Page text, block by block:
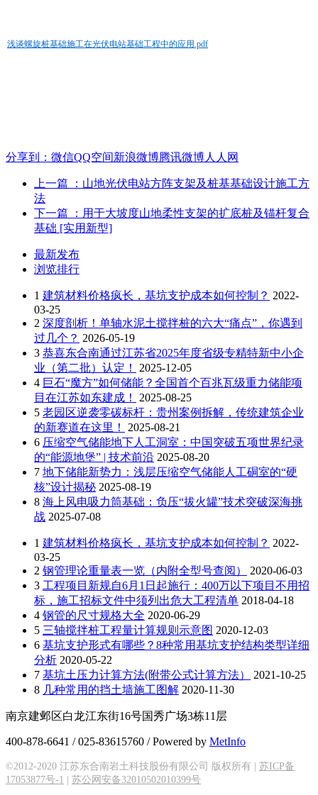
浅谈螺旋桩基础施工在光伏电站基础工程中的应用.pdf
分享到： 微信QQ空间新浪微博腾讯微博人人网
上一篇
：山地光伏电站方阵支架及桩基基础设计施工方
法
下一篇
：用于大坡度山地柔性支架的扩底桩及锚杆复合
基础 [实用新型]
最新发布
浏览排行
1 建筑材料价格疯长，基坑支护成本如何控制？ 2022-
03-25
2 深度剖析！单轴水泥土搅拌桩的六大“痛点”，你遇到
过几个？ 2026-05-19
3 恭喜东合南通过江苏省2025年度省级专精特新中小企
业（第二批）认定！
2025-12-05
4 巨石“魔方”如何储能？全国首个百兆瓦级重力储能项
目在江苏如东建成！
2025-08-25
5 老园区逆袭零碳标杆：贵州案例拆解，传统建筑企业
的新赛道在这里！
2025-08-21
6 压缩空气储能地下人工洞室：中国突破五项世界纪录
的“能源地堡” | 技术前沿 2025-08-20
7 地下储能新势力：浅层压缩空气储能人工硐室的“硬
核”设计揭秘 2025-08-19
8 海上风电吸力筒基础：负压“拔火罐”技术突破深海挑
战 2025-07-08
1 建筑材料价格疯长，基坑支护成本如何控制？ 2022-
03-25
2 钢管理论重量表一览（内附全型号查阅）
2020-06-03
3 工程项目新规自6月1日起施行：400万以下项目不用招
标，施工招标文件中须列出危大工程清单 2018-04-18
4 钢管的尺寸规格大全 2020-06-29
5 三轴搅拌桩工程量计算规则示意图 2020-12-03
6 基坑支护形式有哪些？8种常用基坑支护结构类型详细
分析 2020-05-22
7 基坑土压力计算方法(附带公式计算方法）
2021-10-25
8 几种常用的挡土墙施工图解 2020-11-30
南京建邺区白龙江东街16号国秀广场3栋11层
400-878-6641 / 025-83615760 / Powered by MetInfo
©2012-2020 江苏东合南岩土科技股份有限公司 版权所有 | 苏ICP备
17053877号-1
苏公网安备32010502010399号